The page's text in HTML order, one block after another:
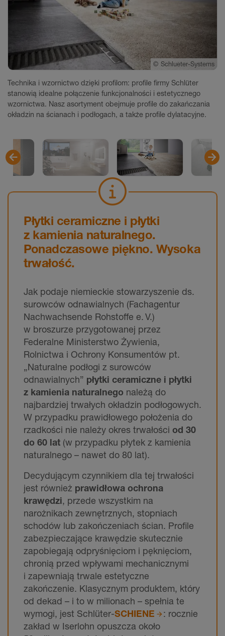
© Schlueter-Systems
Technika i wzornictwo dzięki proﬁlom: profile firmy Schlüter
stanowią idealne połączenie funkcjonalności i estetycznego
wzornictwa. Nasz asortyment obejmuje profile do zakańczania
okładzin na ścianach i podłogach, a także profile dylatacyjne.
© Schlueter-Systems
Villeroy & Boch, V & B Fliesen GmbH
© Schlueter-Systems
© Schlueter-Systems
© Schlueter-Systems
Płytki ceramiczne i płytki
z kamienia naturalnego.
Ponadczasowe piękno. Wysoka
trwałość.
Jak podaje niemieckie stowarzyszenie ds.
surowców odnawialnych (Fachagentur
Nachwachsende Rohstoffe e. V.)
w broszurze przygotowanej przez
Federalne Ministerstwo Żywienia,
Rolnictwa i Ochrony Konsumentów pt.
„Naturalne podłogi z surowców
odnawialnych” płytki ceramiczne i płytki
z kamienia naturalnego należą do
najbardziej trwałych okładzin podłogowych.
W przypadku prawidłowego położenia do
rzadkości nie należy okres trwałości od 30
do 60 lat (w przypadku płytek z kamienia
naturalnego – nawet do 80 lat).
Decydującym czynnikiem dla tej trwałości
jest również prawidłowa ochrona
krawędzi, przede wszystkim na
narożnikach zewnętrznych, stopniach
schodów lub zakończeniach ścian. Profile
zabezpieczające krawędzie skutecznie
zapobiegają odpryśnięciom i pęknięciom,
chronią przed wpływami mechanicznymi
i zapewniają trwale estetyczne
zakończenie. Klasycznym produktem, który
od dekad – i to w milionach – spełnia te
wymogi, jest Schlüter-SCHIENE
: rocznie
zakład w Iserlohn opuszcza około